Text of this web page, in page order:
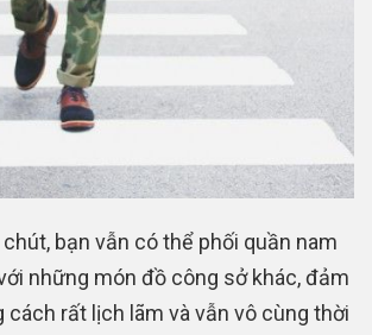
bạn vẫn có thể phối quần nam
những món đồ công sở khác, đảm
cách rất lịch lãm và vẫn vô cùng thời